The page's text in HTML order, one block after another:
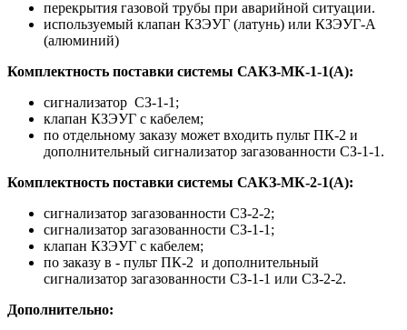
перекрытия газовой трубы при аварийной ситуации.
используемый клапан КЗЭУГ (латунь) или КЗЭУГ-А
(алюминий)
Комплектность поставки системы САКЗ-МК-1-1(А):
сигнализатор СЗ-1-1;
клапан КЗЭУГ с кабелем;
по отдельному заказу может входить пульт ПК-2 и
дополнительный сигнализатор загазованности СЗ-1-1.
Комплектность поставки системы САКЗ-МК-2-1(А):
сигнализатор загазованности СЗ-2-2;
сигнализатор загазованности СЗ-1-1;
клапан КЗЭУГ с кабелем;
по заказу в - пульт ПК-2 и дополнительный
сигнализатор загазованности СЗ-1-1 или СЗ-2-2.
Дополнительно: